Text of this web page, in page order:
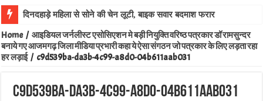
दिनदहाड़े महिला से सोने की चेन लूटी, बाइक सवार बदमाश फरार
Home / आइडियल जर्नलीस्ट एसोसिएशन मे बड़ी नियुक्ति वरिष्ठ पत्रकार डॉ रामसुन्दर
बनाये गए आजमगढ़ जिला मीडिया प्रभारी कहा ये ऐसा संगठन जो पत्रकार के लिए लड़ता रहा
हर लड़ाई / c9d539ba-da3b-4c99-a8d0-04b611aab031
c9d539ba-da3b-4c99-a8d0-04b611aab031